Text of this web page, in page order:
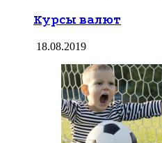
Курсы валют
18.08.2019